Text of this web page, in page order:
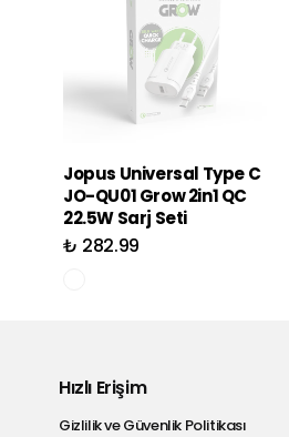
Jopus Universal Type C
JO-QU01 Grow 2in1 QC
22.5W Sarj Seti
₺ 282.99
Hızlı Erişim
Gizlilik ve Güvenlik Politikası